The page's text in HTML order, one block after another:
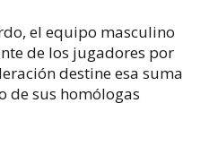
el equipo masculino
de los jugadores por
destine esa suma
de sus homólogas